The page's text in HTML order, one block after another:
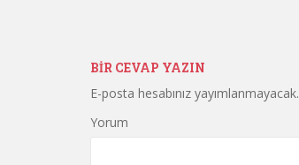
BIR CEVAP YAZIN
E-posta hesabınız yayımlanmayacak.
Yorum